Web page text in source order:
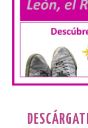
Fernando
auditorio de